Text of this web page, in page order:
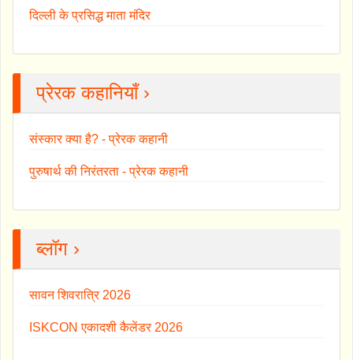
दिल्ली के प्रसिद्ध माता मंदिर
प्रेरक कहानियाँ ›
संस्कार क्या है? - प्रेरक कहानी
पुरुषार्थ की निरंतरता - प्रेरक कहानी
ब्लॉग ›
सावन शिवरात्रि 2026
ISKCON एकादशी कैलेंडर 2026